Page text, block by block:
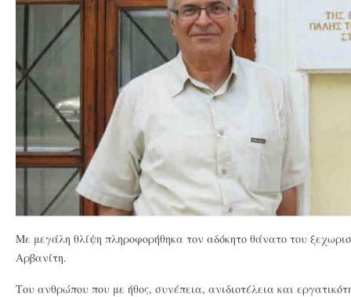
Με μεγάλη θλίψη πληροφορήθηκα τον αδόκητο θάνατο του
Αρβανίτη.
Του ανθρώπου που με ήθος, συνέπεια, ανιδιοτέλεια και